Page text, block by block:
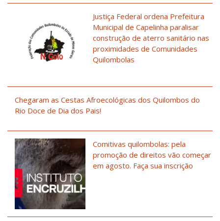
Justiça Federal ordena Prefeitura
Municipal de Capelinha paralisar
construção de aterro sanitário nas
proximidades de Comunidades
Quilombolas
Chegaram as Cestas Afroecológicas dos Quilombos do
Rio Doce de Dia dos Pais!
Comitivas quilombolas: pela
promoção de direitos vão começar
em agosto. Faça sua inscrição